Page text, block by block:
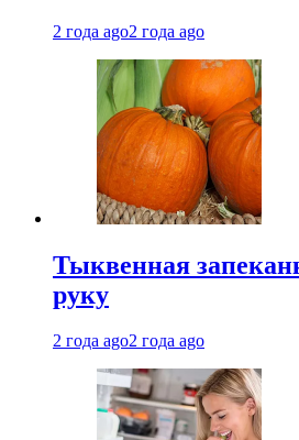
2 года ago2 года ago
Тыквенная
руку
2 года ago2 года ago